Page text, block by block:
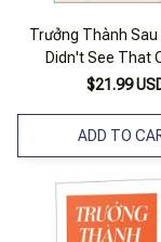
Trưởng Thành Sau
Didn't See That
$21.99
ADD TO